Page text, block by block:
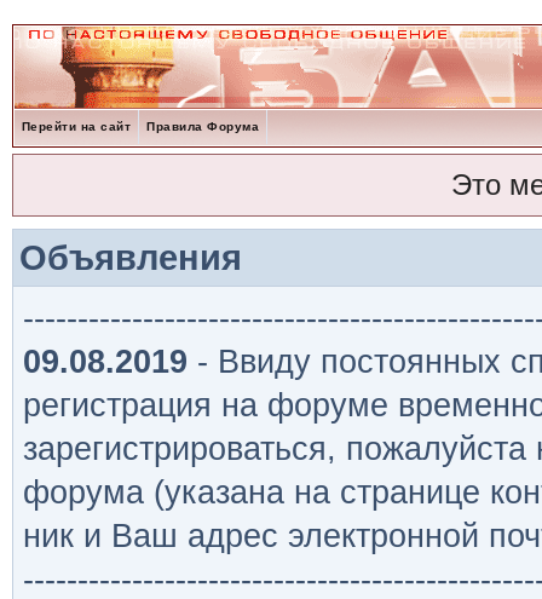
Перейти на сайт Правила Форума
Это
Объявления
09.08.2019 - Ввиду постоянных
регистрация на форуме
зарегистрироваться,
форума (указана на странице
ник и Ваш адрес электронной